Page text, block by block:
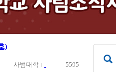
)
사범대학 5595